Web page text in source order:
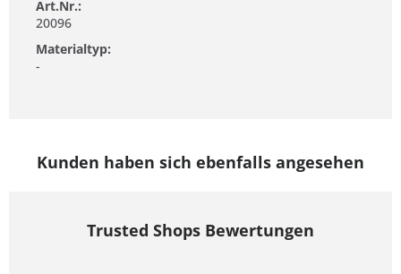
Art.Nr.:
20096
Materialtyp:
-
Kunden haben sich ebenfalls angesehen
Trusted Shops Bewertungen